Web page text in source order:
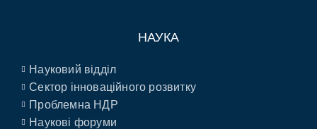
НАУКА
Науковий відділ
Сектор інноваційного розвитку
Проблемна НДР
Наукові форуми